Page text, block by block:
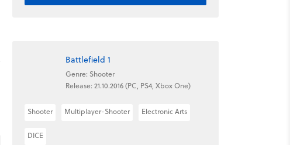
Battlefield 1
Genre: Shooter
Release: 21.10.2016 (PC, PS4, Xbox One)
Shooter Multiplayer-Shooter Electronic Arts
DICE